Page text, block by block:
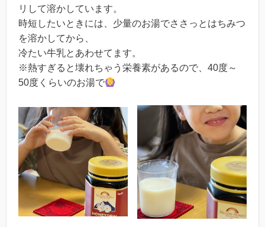
リして溶かしています。
時短したいときには、少量のお湯でささっとはちみつ
を溶かしてから、
冷たい牛乳とあわせてます。
※熱すぎると壊れちゃう栄養素があるので、40度～
50度くらいのお湯で